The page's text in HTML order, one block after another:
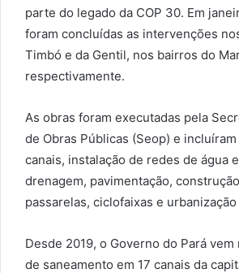
parte do legado da COP 30. Em
foram concluídas as intervenções
Timbó e da Gentil, nos bairros do
respectivamente.
As obras foram executadas pela
de Obras Públicas (Seop) e
canais, instalação de redes de água
drenagem, pavimentação,
passarelas, ciclofaixas e
Desde 2019, o Governo do Pará
de saneamento em 17 canais da